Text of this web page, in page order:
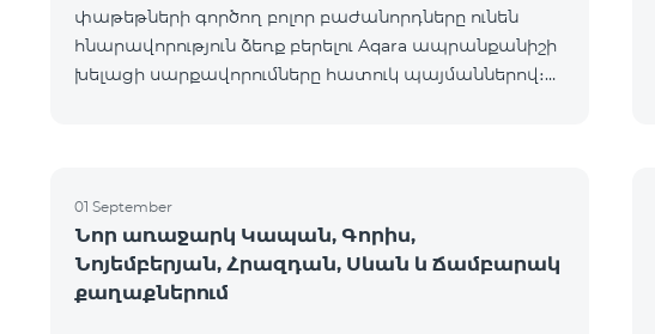
փաթեթների գործող բոլոր բաժանորդները ունեն
հնարավորություն ձեռք բերելու Aqara ապրանքանիշի
խելացի սարքավորումները հատուկ պայմաններով։
01 September
Նոր առաջարկ Կապան, Գորիս,
Նոյեմբերյան, Հրազդան, Սևան և Ճամբարակ
քաղաքներում